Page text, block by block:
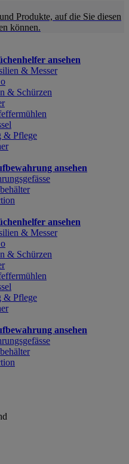
Produkte, auf die Sie diesen
können.
ansehen
& Messer
& Schürzen
& Pflege
ansehen
ansehen
& Messer
& Schürzen
& Pflege
ansehen